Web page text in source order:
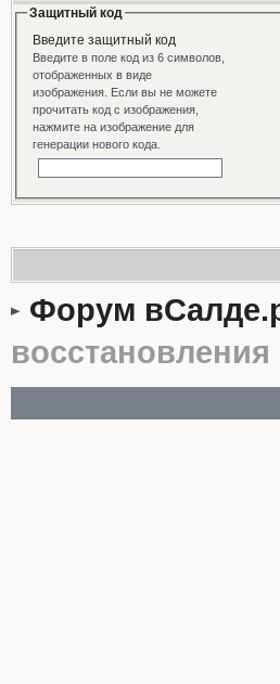
Защитный код
Введите защитный код
Введите в поле код из 6 символов,
отображенных в виде
изображения. Если вы не можете
прочитать код с изображения,
нажмите на изображение для
генерации нового кода.
Форум
восстановления